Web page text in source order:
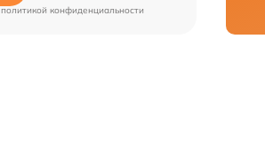
политикой конфиденциальности